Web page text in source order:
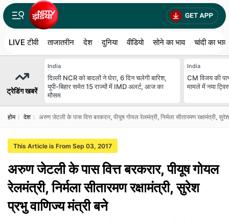
LIVE टीवी ताजातरीन देश दुनिया वीडियो सोने का भाव चांदी का भाव
ट्रेडिंग खबरें
India
दिल्ली NCR को बादलों ने घेरा, 6 दिन चलेगी बारिश,
यूपी-बिहार समेत 15 राज्यों में IMD अलर्ट, आज का
मौसम
India
CM विजय की
मामले में नया
होम देश अरुण जेटली के पास वित्त बरकरार, पीयूष गोयल रेलमंत्री, निर्मला सीतारमण रक्षामंत्री,
This Article is From Sep 03, 2017
अरुण जेटली के पास वित्त बरकरार, पीयूष गोयल
रेलमंत्री, निर्मला सीतारमण रक्षामंत्री, सुरेश
प्रभु वाणिज्य मंत्री बने